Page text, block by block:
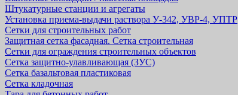
Штукатурные станции и агрегаты
Установка приема-выдачи раствора У-342, УВР-4, УПТР
Сетки для строительных работ
Защитная cетка фасадная. Сетка строительная
Сетки для ограждения строительных объектов
Сетка защитно-улавливающая (ЗУС)
Сетка базальтовая пластиковая
Сетка кладочная